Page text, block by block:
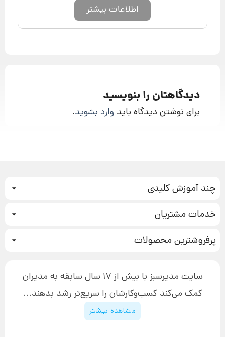
اطلاعات بیشتر
دیدگاهتان را بنویسید
برای نوشتن دیدگاه باید وارد بشوید.
چند آموزش کلیدی
بازاریابی عصبی
تبلیغ نویسی
افزایش عملکرد
چگونه کتاب بنویسیم
دوره اینستاگرام
خدمات مشتریان
آموزش دسترسی به دانلود فایل‌ها
پیگیری سفارش
پشتیبانی
قوانین و مقررات سایت
پرفروشترین محصولاتدوره جدید سیستم سازی
سایت مدیرسبز با بیش از 17 سال سابقه به مدیران
کمک می‌کند کسب‌و‌کارشان را سریع‌تر رشد بدهند...
مشاهده بیشتر